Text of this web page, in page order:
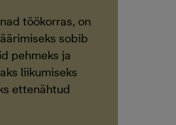
töökorras, on
sobib
pehmeks ja
liikumiseks
ettenähtud